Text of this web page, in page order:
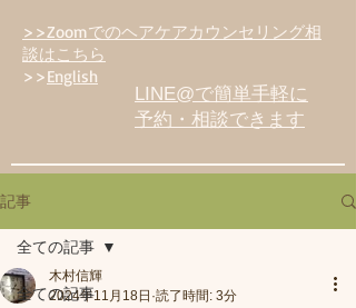
>>Zoomでのヘアケアカウンセリング相
談はこちら
>>English
LINE@で簡単手軽に
予約・相談できます
記事
全ての記事
全ての記事
木村信輝
2024年11月18日 読了時間: 3分